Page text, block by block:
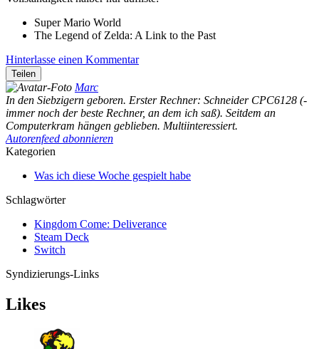
Super Mario World
The Legend of Zelda: A Link to the Past
Hinterlasse einen Kommentar
Teilen
Marc
In den Siebzigern geboren. Erster Rechner: Schneider CPC6128 (-
immer noch der beste Rechner, an dem ich saß). Seitdem an
Computerkram hängen geblieben. Multiinteressiert.
Autorenfeed abonnieren
Kategorien
Was ich diese Woche gespielt habe
Schlagwörter
Kingdom Come: Deliverance
Steam Deck
Switch
Syndizierungs-Links
Likes